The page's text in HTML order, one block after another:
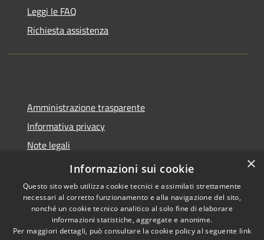
Leggi le FAQ
Richiesta assistenza
Amministrazione trasparente
Informativa privacy
Note legali
Dichiarazione di accessibilità
Copyright © 2026 • Comune di
Spoleto • Powered by
×
Informazioni sui cookie
Questo sito web utilizza cookie tecnici e assimilati strettamente
necessari al corretto funzionamento e alla navigazione del sito,
nonché un cookie tecnico analitico al solo fine di elaborare
informazioni statistiche, aggregate e anonime.
Per maggiori dettagli, può consultare la cookie policy al seguente link